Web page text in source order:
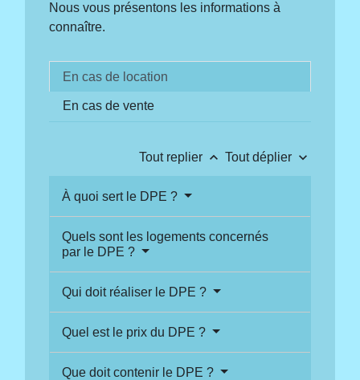
Nous vous présentons les informations à
connaître.
En cas de location
En cas de vente
Tout replier keyboard_arrow_up Tout déplier keyboard_arrow_down
À quoi sert le DPE ?
Quels sont les logements concernés
par le DPE ?
Qui doit réaliser le DPE ?
Quel est le prix du DPE ?
Que doit contenir le DPE ?